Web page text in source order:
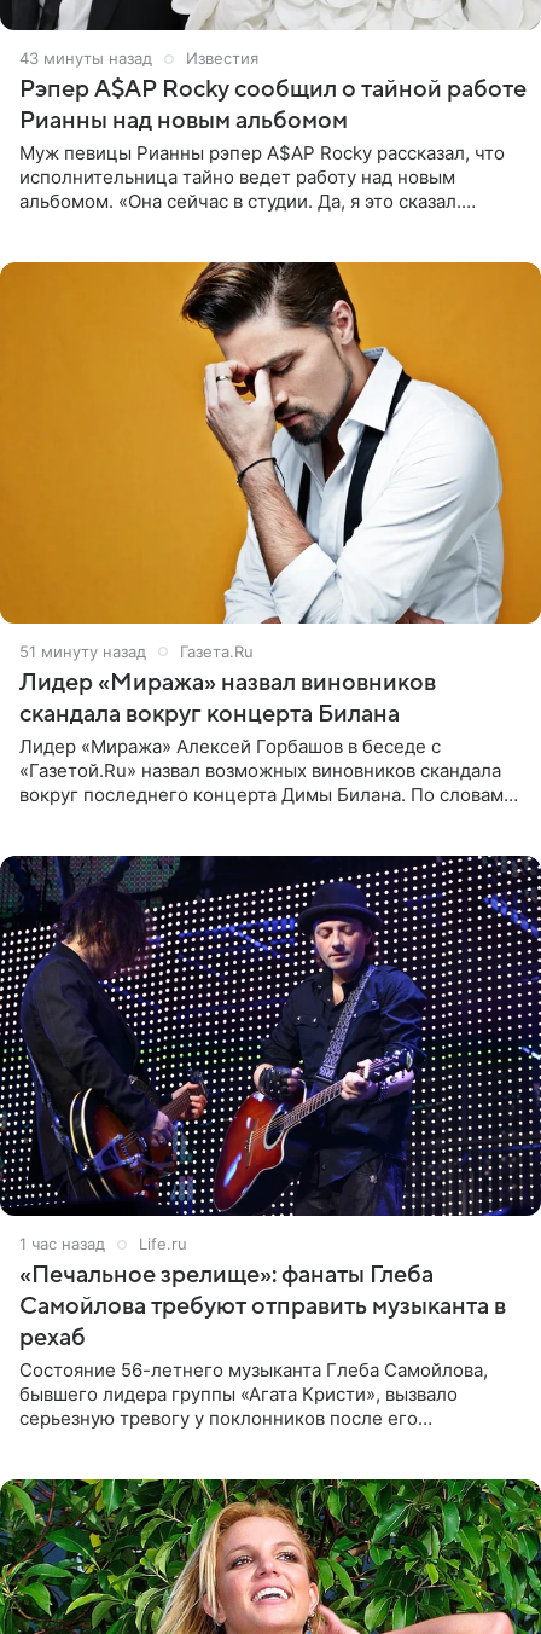
43 минуты назад Известия
Рэпер A$AP Rocky сообщил о тайной работе
Рианны над новым альбомом
Муж певицы Рианны рэпер A$AP Rocky рассказал, что
исполнительница тайно ведет работу над новым
альбомом. «Она сейчас в студии. Да, я это сказал.
51 минуту назад Газета.Ru
Лидер «Миража» назвал виновников
скандала вокруг концерта Билана
Лидер «Миража» Алексей Горбашов в беседе с
«Газетой.Ru» назвал возможных виновников скандала
вокруг последнего концерта Димы Билана. По словам
1 час назад Life.ru
«Печальное зрелище»: фанаты Глеба
Самойлова требуют отправить музыканта в
рехаб
Состояние 56-летнего музыканта Глеба Самойлова,
бывшего лидера группы «Агата Кристи», вызвало
серьезную тревогу у поклонников после его